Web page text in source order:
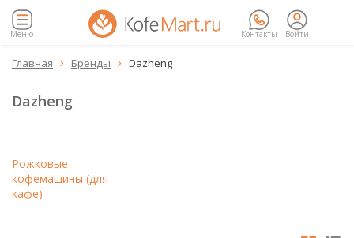
Меню Контакты Войти
Главная  Бренды  Dazheng
Dazheng
Рожковые
кофемашины (для
кафе)